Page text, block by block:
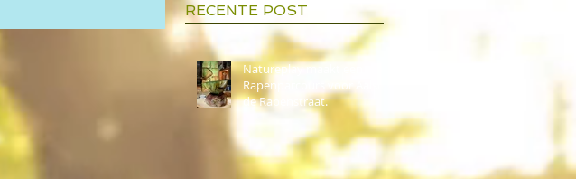
RECENTE POST
Natureplay maakt een
Rapenparcours voor Aalst in
de Rapenstraat.